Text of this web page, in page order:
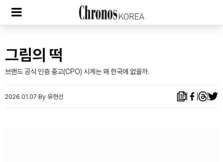
그림의 떡
브랜드 공식 인증 중고(CPO) 시계는 왜 한국에 없을까.
2026.01.07 By 유현선